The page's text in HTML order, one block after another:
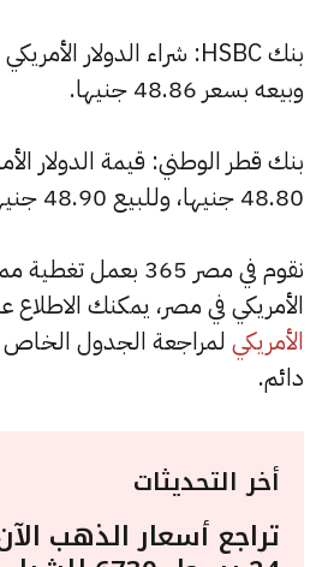
وبيعه بسعر 48.86 جنيها.
بنك قطر الوطني: قيمة الدولار
48.80 جنيها، وللبيع 48.90 جنيها.
نقوم في مصر 365 بعمل
الأمريكي في مصر، يمكنك
الأمريكي لمراجعة الجدول
دائم.
أخر التحديثات
تراجع أسعار الذهب